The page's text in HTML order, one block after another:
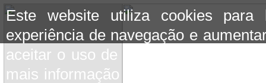
Este website utiliza cookies para
experiência de navegação e
aceitar o uso de cookies basta
mais informação consulte a